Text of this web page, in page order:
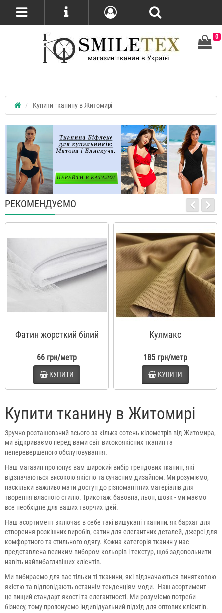
0
Купити тканину в Житомирі
РЕКОМЕНДУЄМО
Фатин жорсткий білий
66 грн/метр
КУПИТИ
Кулмакс
185 грн/метр
КУПИТИ
Купити тканину в Житомирі
Зручно розташований всього за кілька сотень кілометрів від Житомира,
ми відкриваємо перед вами світ високоякісних тканин та
неперевершеного обслуговування.
Наш магазин пропонує вам широкий вибір трендових тканин, які
відзначаються високою якістю та сучасним дизайном. Ми розуміємо,
наскільки важливо мати доступ до різноманітних матеріалів для
творення власного стилю. Трикотаж, бавовна, льон, шовк - ми маємо
все необхідне для ваших творчих ідей.
Наш асортимент включає в себе такі вишукані тканини, як бархат для
створення розкішних виробів, сатин для елегантних деталей, джерсі для
комфортного та стильного одягу. Кожна категорія тканин у нас
представлена великим вибором кольорів і текстур, щоб задовольнити
навіть найвибагливіших клієнтів.
Ми вибираємо для вас тільки ті тканини, які відзначаються винятковою
якістю та відповідають останнім тенденціям моди. Наш асортимент -
це вищий стандарт якості та елегантності. Ми розуміємо потреби
бізнесу, тому пропонуємо індивідуальний підхід для оптових клієнтів.